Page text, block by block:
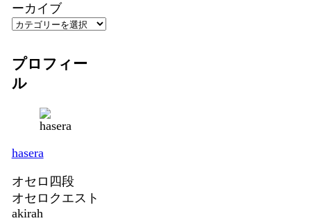
ーカイブ
プロフィー
ル
hasera
オセロ四段
オセロクエスト
akirah